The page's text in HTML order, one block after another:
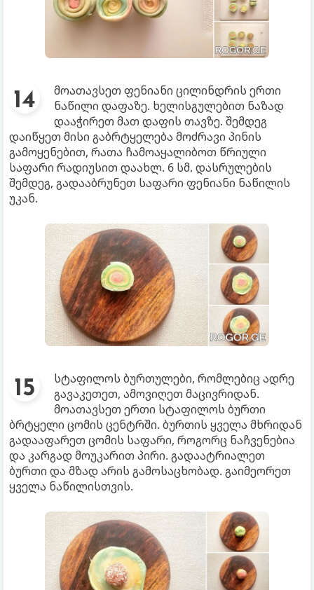
მოათავსეთ ფენიანი ცილინდრის ერთი
ნაწილი დაფაზე. ხელისგულებით ნაზად
დააჭირეთ მათ დაფის თავზე. შემდეგ
დაიწყეთ მისი გაბრტყელება მოძრავი პინის
გამოყენებით, რათა ჩამოაყალიბოთ წრიული
საფარი რადიუსით დაახლ. 6 სმ. დასრულების
შემდეგ, გადააბრუნეთ საფარი ფენიანი ნაწილის
უკან.
სტაფილოს ბურთულები, რომლებიც ადრე
გავაკეთეთ, ამოვიღეთ მაცივრიდან.
მოათავსეთ ერთი სტაფილოს ბურთი
ბრტყელი ცომის ცენტრში. ბურთის ყველა მხრიდან
გადააფარეთ ცომის საფარი, როგორც ნაჩვენებია
და კარგად მოუკარით პირი. გადაატრიალეთ
ბურთი და მზად არის გამოსაცხობად. გაიმეორეთ
ყველა ნაწილისთვის.